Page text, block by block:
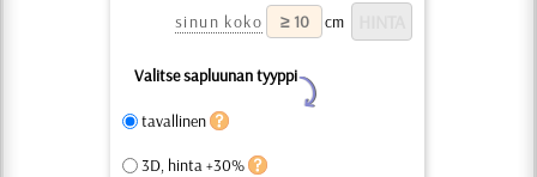
sinun koko
cm
Valitse sapluunan tyyppi
Y
tavallinen
3D, hinta +30%